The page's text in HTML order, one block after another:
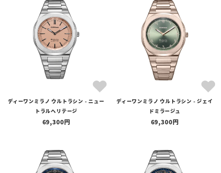
ディーワンミラノ ウルトラシン - ニュー
トラルヘリテージ
69,300
ディーワンミラノ ウルトラシン - ジェイ
ドミラージュ
69,300